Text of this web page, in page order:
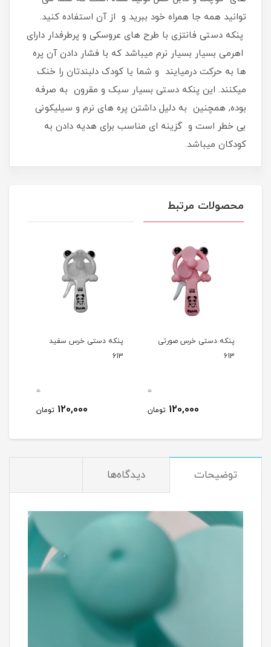
توانید همه جا همراه خود ببرید و از آن استفاده کنید.
پنکه دستی فانتزی با طرح های عروسکی و پرطرفدار دارای
اهرمی بسیار بسیار نرم میباشد که با فشار دادن آن پره
ها به حرکت درمیایند و شما یا کودک دلبندتان را خنک
میکنند. این پنکه دستی بسیار سبک و مقرون به صرفه
بوده, همچنین به دلیل داشتن پره های نرم و سیلیکونی
بی خطر است و گزینه ای مناسب برای هدیه دادن به
کودکان میباشد.
محصولات مرتبط
پنکه دستی خرس صورتی
613
0
120,000 تومان
پنکه دستی خرس سفید
613
0
120,000 تومان
توضیحات دیدگاه‌ها